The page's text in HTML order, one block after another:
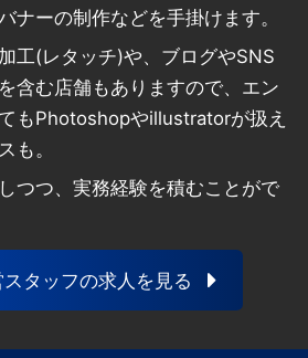
ナーの制作などを手掛けます。
工(レタッチ)や、ブログやSNS
含む店舗もありますので、エン
もPhotoshopやillustratorが扱え
も。
つつ、実務経験を積むことがで
タッフの求人を見る